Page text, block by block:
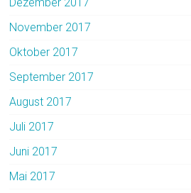
November 2017
Oktober 2017
September 2017
August 2017
Juli 2017
Juni 2017
Mai 2017